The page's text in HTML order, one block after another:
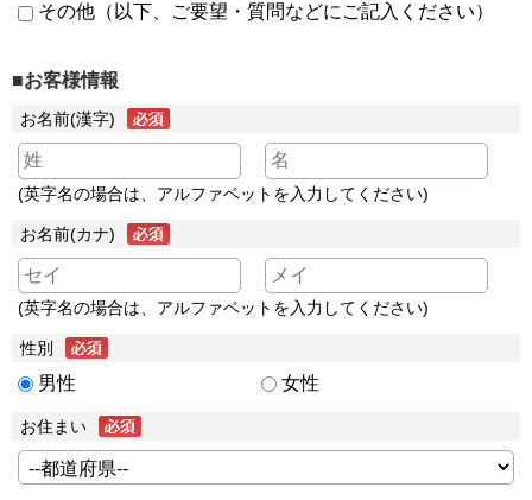
その他（以下、ご要望・質問などにご記入ください）
■お客様情報
お名前(漢字)
(英字名の場合は、アルファベットを入力してください)
お名前(カナ)
(英字名の場合は、アルファベットを入力してください)
性別
男性 女性
お住まい